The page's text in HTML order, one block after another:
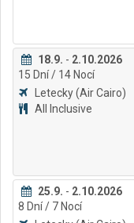
18.9. - 2.10.2026
15 Dní/ 14 Nocí
Letecky(Air Cairo)
All Inclusive
25.9. - 2.10.2026
8 Dní/ 7 Nocí